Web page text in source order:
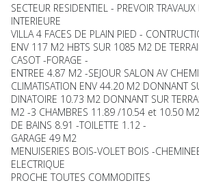
SECTEUR RESIDENTIEL - PREVOIR
INTERIEURE
VILLA 4 FACES DE PLAIN PIED -
ENV 117 M2 HBTS SUR 1085 M2 DE
CASOT -FORAGE -
ENTREE 4.87 M2 -SEJOUR SALON AV
CLIMATISATION ENV 44.20 M2 DONNANT
DINATOIRE 10.73 M2 DONNANT SUR
M2 -3 CHAMBRES 11.89 /10.54 et 10.50 M2
DE BAINS 8.91 -TOILETTE 1.12 -
GARAGE 49 M2
MENUISERIES BOIS-VOLET BOIS -
ELECTRIQUE
PROCHE TOUTES COMMODITES